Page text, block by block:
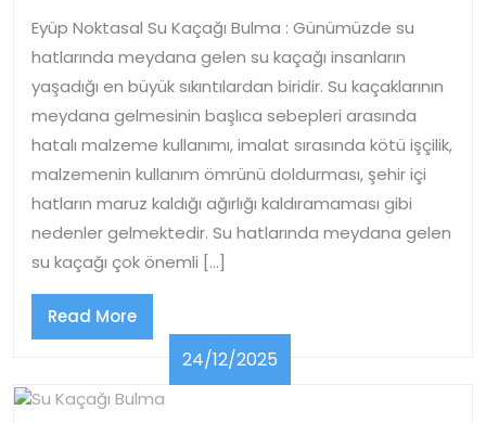
Kaçağı
Bulma
Eyüp Noktasal Su Kaçağı Bulma : Günümüzde su
hatlarında meydana gelen su kaçağı insanların
yaşadığı en büyük sıkıntılardan biridir. Su kaçaklarının
meydana gelmesinin başlıca sebepleri arasında
hatalı malzeme kullanımı, imalat sırasında kötü işçilik,
malzemenin kullanım ömrünü doldurması, şehir içi
hatların maruz kaldığı ağırlığı kaldıramaması gibi
nedenler gelmektedir. Su hatlarında meydana gelen
su kaçağı çok önemli […]
Read MoreRead
More
24/12/2025